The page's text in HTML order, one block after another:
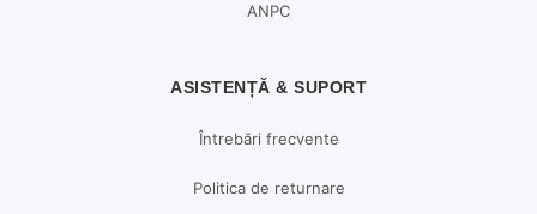
ANPC
ASISTENȚĂ & SUPORT
Întrebări frecvente
Politica de returnare